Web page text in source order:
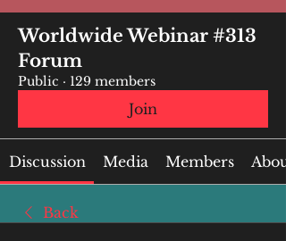
Worldwide Webinar #313
Forum
Public · 129 members
Join
Discussion Media Members About
Back